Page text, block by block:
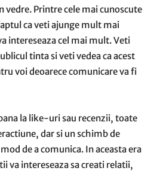
vedre. Printre cele mai cunoscute
ca veti ajunge mult mai
intereseaza cel mai mult. Veti
tinta si veti vedea ca acest
voi deoarece comunicare va fi
la like-uri sau recenzii, toate
dar si un schimb de
de a comunica. In aceasta era
va intereseaza sa creati relatii,